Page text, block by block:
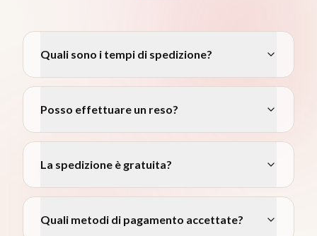
Quali sono i tempi di spedizione?
Posso effettuare un reso?
La spedizione è gratuita?
Quali metodi di pagamento accettate?